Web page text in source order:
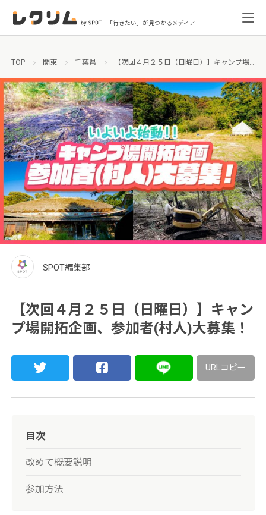
「行きたい」が見つかるメディア
TOP 関東 千葉県 【次回４月２５日（日曜日）】キャンプ場開拓企画、参加者(村人)大募集！
SPOT編集部
【次回４月２５日（日曜日）】キャン
プ場開拓企画、参加者(村人)大募集！
URLコピー
目次
改めて概要説明
参加方法